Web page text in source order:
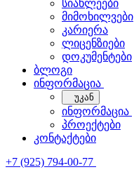
სიახლეები
მიმოხილვები
კარიერა
ლიცენზიები
დოკუმენტები
ბლოგი
ინფორმაცია
უკან
ინფორმაცია
პროექტები
კონტაქტები
+7 (925) 794-00-77